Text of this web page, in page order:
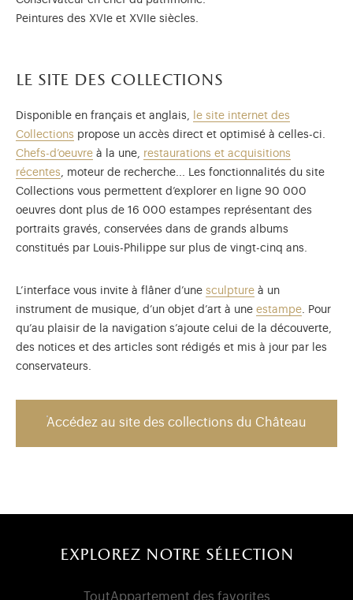
Peintures des XVIe et XVIIe siècles.
le site des collections
Disponible en français et anglais,
le site internet des
Collections propose un accès direct et optimisé à celles-ci.
Chefs-d’oeuvre à la une, restaurations et acquisitions
récentes, moteur de recherche... Les fonctionnalités du site
Collections vous permettent d’explorer en ligne 90 000
oeuvres dont plus de 16 000 estampes représentant des
portraits gravés, conservées dans de grands albums
constitués par Louis-Philippe sur plus de vingt-cinq ans.
L’interface vous invite à flâner d’une sculpture à un
instrument de musique, d’un objet d’art à une estampe. Pour
qu’au plaisir de la navigation s’ajoute celui de la découverte,
des notices et des articles sont rédigés et mis à jour par les
conservateurs.
Accédez au site des collections du Château
explorez notre sélection
ToutAppartement des favorites